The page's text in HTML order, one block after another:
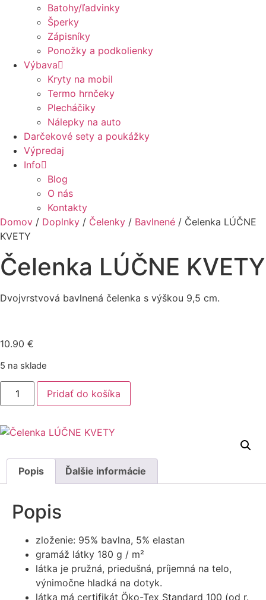
Batohy/ľadvinky
Šperky
Zápisníky
Ponožky a podkolienky
Výbava
Kryty na mobil
Termo hrnčeky
Plecháčiky
Nálepky na auto
Darčekové sety a poukážky
Výpredaj
Info
Blog
O nás
Kontakty
Domov / Doplnky / Čelenky / Bavlnené / Čelenka LÚČNE
KVETY
Čelenka LÚČNE KVETY
Dvojvrstvová bavlnená čelenka s výškou 9,5 cm.
10.90 €
5 na sklade
množstvo
Čelenka
LÚČNE
Pridať do košíka
Popis Ďalšie informácie
Popis
zloženie: 95% bavlna, 5% elastan
gramáž látky 180 g / m²
látka je pružná, priedušná, príjemná na telo,
výnimočne hladká na dotyk.
látka má certifikát Öko-Tex Standard 100 (od r.